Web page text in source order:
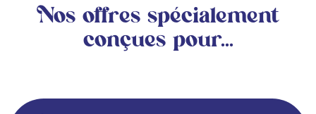
Nos offres spécialement
conçues pour...